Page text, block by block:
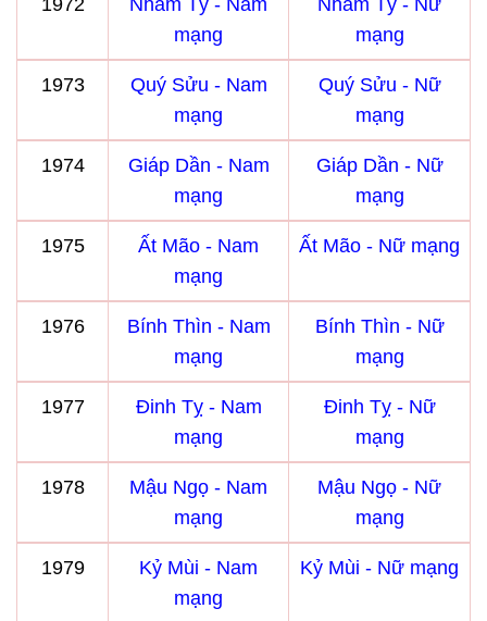
1972
Nhâm Tý - Nam
mạng
Nhâm Tý - Nữ
mạng
1973
Quý Sửu - Nam
mạng
Quý Sửu - Nữ
mạng
1974
Giáp Dần - Nam
mạng
Giáp Dần - Nữ
mạng
1975
Ất Mão - Nam
mạng
Ất Mão - Nữ mạng
1976
Bính Thìn - Nam
mạng
Bính Thìn - Nữ
mạng
1977
Đinh Tỵ - Nam
mạng
Đinh Tỵ - Nữ
mạng
1978
Mậu Ngọ - Nam
mạng
Mậu Ngọ - Nữ
mạng
1979
Kỷ Mùi - Nam
mạng
Kỷ Mùi - Nữ mạng